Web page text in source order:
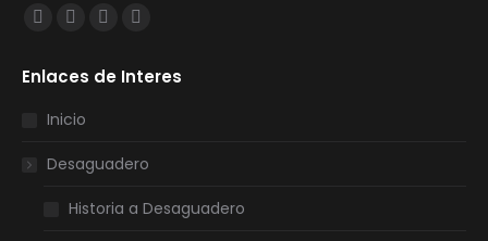
Encuéntranos en:
Facebook
opens
in
window
Twitter
opens
in
window
YouTube
opens
window
Instagram
opens
window
Enlaces de Interes
Inicio
Desaguadero
Historia a Desaguadero